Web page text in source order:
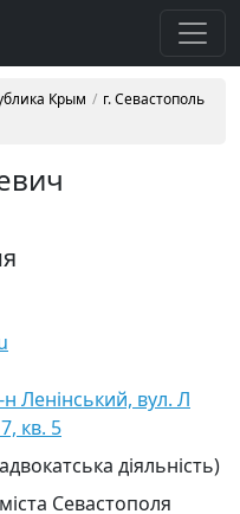
Крым
г. Севастополь
Ленінський, вул. Л
кв. 5
діяльність)
Севастополя